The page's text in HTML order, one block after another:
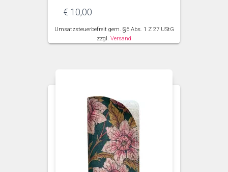
€ 10,00
Umsatzsteuerbefreit gem. §6 Abs. 1 Z 27 UStG
zzgl. Versand